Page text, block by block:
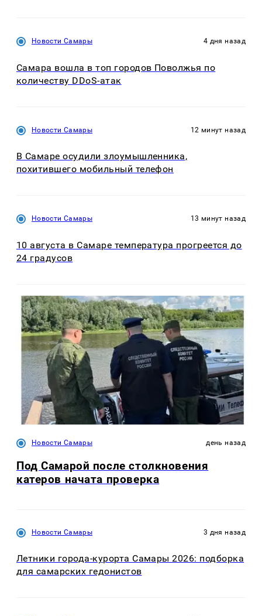
Новости Самары 4 дня назад
Самара вошла в топ городов Поволжья по
количеству DDoS-атак
Новости Самары 12 минут назад
В Самаре осудили злоумышленника,
похитившего мобильный телефон
Новости Самары 13 минут назад
10 августа в Самаре температура прогреется до
24 градусов
Новости Самары день назад
Под Самарой после столкновения
катеров начата проверка
Новости Самары 3 дня назад
Летники города-курорта Самары 2026: подборка
для самарских гедонистов